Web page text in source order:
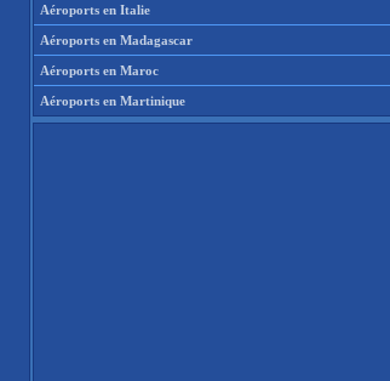
Aéroports en Italie
Aéroports en Madagascar
Aéroports en Maroc
Aéroports en Martinique